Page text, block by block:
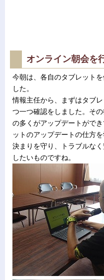
オンライン朝会を
今朝は、各自のタブレット
した。
情報主任から、まずはタブ
つ一つ確認をしました。そ
の多くがアップデートがで
ットのアップデートの仕方を
決まりを守り、トラブルな
したいものですね。